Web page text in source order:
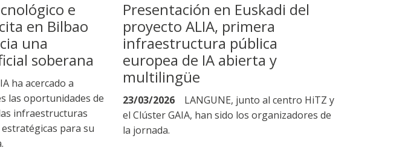
e
en Bilbao
una
soberana
ha acercado a
las oportunidades de
infraestructuras
para su
Presentación en Euskadi del
proyecto ALIA, primera
infraestructura pública
europea de IA abierta y
multilingüe
23/03/2026
LANGUNE, junto al centro HiTZ y
el Clúster GAIA, han sido los organizadores de
la jornada.